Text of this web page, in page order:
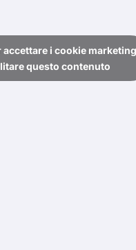
accettare i cookie
questo contenuto